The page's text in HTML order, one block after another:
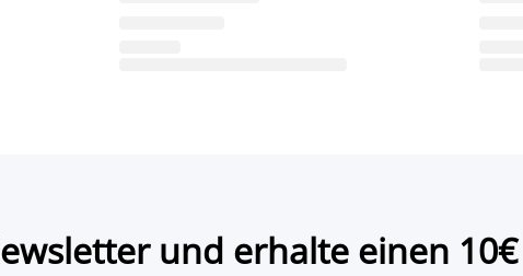
und erhalte einen 10€